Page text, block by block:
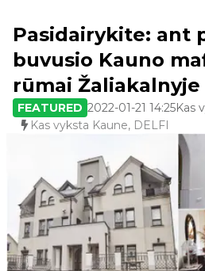
Pasidairykite: ant
buvusio Kauno
rūmai Žaliakalnyje
FEATURED 2022-01-21 14:25Kas
Kas vyksta Kaune, DELFI